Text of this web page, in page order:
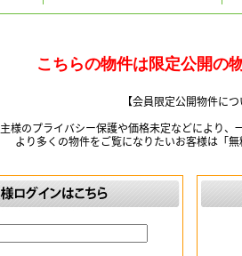
こちらの物件は限定公開の
【会員限定公開物件につ
様のプライバシー保護や価格未定などにより、
より多くの物件をご覧になりたいお客様は「無